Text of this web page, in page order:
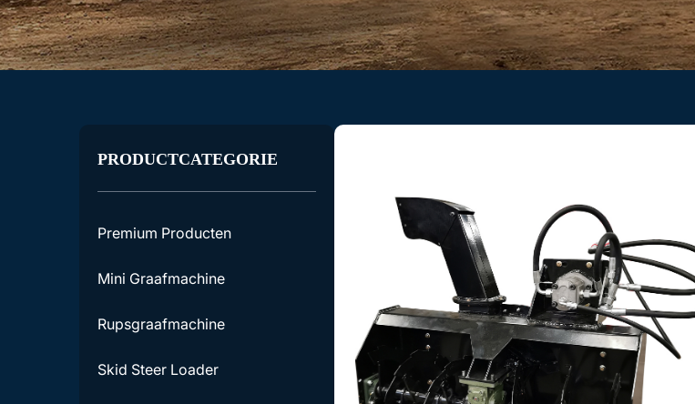
PRODUCTCATEGORIE
Premium Producten
Mini Graafmachine
Rupsgraafmachine
Skid Steer Loader